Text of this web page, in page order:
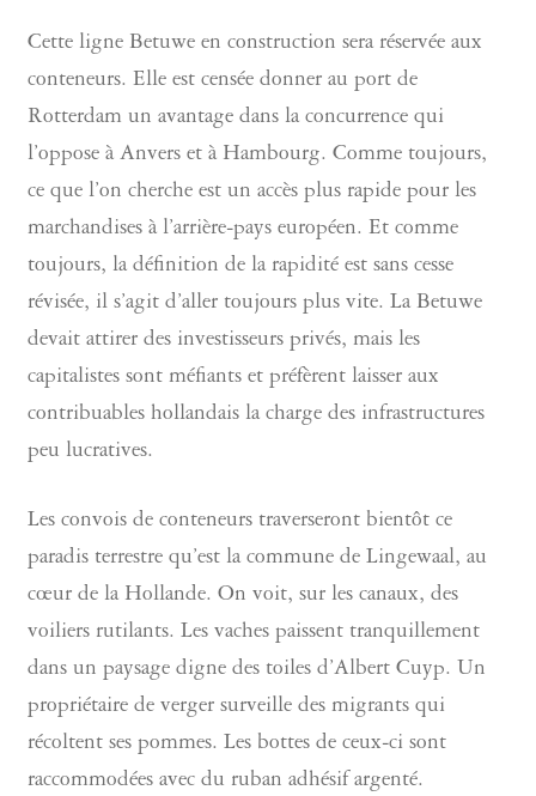
Cette ligne Betuwe en construction sera réservée aux
conteneurs. Elle est censée donner au port de
Rotterdam un avantage dans la concurrence qui
l’oppose à Anvers et à Hambourg. Comme toujours,
ce que l’on cherche est un accès plus rapide pour les
marchandises à l’arrière-pays européen. Et comme
toujours, la définition de la rapidité est sans cesse
révisée, il s’agit d’aller toujours plus vite. La Betuwe
devait attirer des investisseurs privés, mais les
capitalistes sont méfiants et préfèrent laisser aux
contribuables hollandais la charge des infrastructures
peu lucratives.
Les convois de conteneurs traverseront bientôt ce
paradis terrestre qu’est la commune de Lingewaal, au
cœur de la Hollande. On voit, sur les canaux, des
voiliers rutilants. Les vaches paissent tranquillement
dans un paysage digne des toiles d’Albert Cuyp. Un
propriétaire de verger surveille des migrants qui
récoltent ses pommes. Les bottes de ceux-ci sont
raccommodées avec du ruban adhésif argenté.